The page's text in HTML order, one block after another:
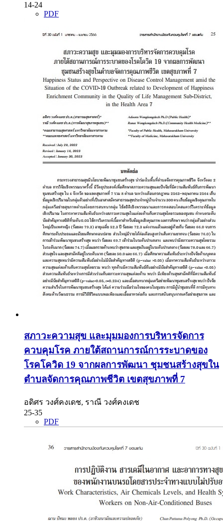
14-24
PDF
สภาวะความสุข และมุมมองการบริหารจัดการ
ควบคุมโรค ภายใต้สถานการณ์การระบาดของ
โรคโควิด 19 จากผลการพัฒนา ชุมชนสร้างสุขใน
ตำบลจัดการคุณภาพชีวิต เขตสุขภาพที่ 7
อดิศร วงศ์คงเดช, ราณี วงศ์คงเดช
25-35
PDF